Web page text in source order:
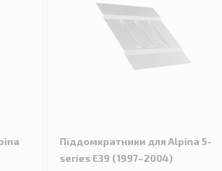
Піддомкратники для Alpina 5-
series E39 (1997–2004)